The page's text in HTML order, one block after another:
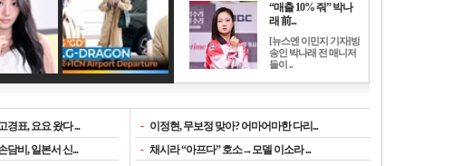
“매출 10% 줘” 박나
래 前...
[뉴스엔 이민지 기자]방
송인 박나래 전 매니저
들이 ..
경표, 요요 왔다 ...
담비, 일본서 신...
- 이정현, 무보정 맞아? 어마어마한 다리...
- 채시라 “아프다” 호소→모델 이소라 ...